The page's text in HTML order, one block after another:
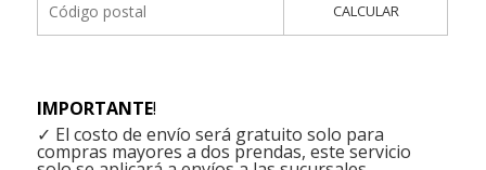
CALCULAR
IMPORTANTE!
✓ El costo de envío será gratuito solo para
compras mayores a dos prendas, este servicio